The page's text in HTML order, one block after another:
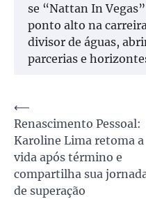
se “Nattan In
ponto alto na
divisor de águas,
parcerias e
Navegação
de
Post
⟵
Renascimento Pessoal:
Karoline Lima retoma a
vida após término e
compartilha sua
de superação